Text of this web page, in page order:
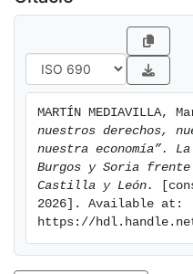
MARTÍN MEDIAVILLA,
nuestros derechos,
nuestra economía”.
Burgos y Soria
Castilla y León.
2026]. Available at:
https://